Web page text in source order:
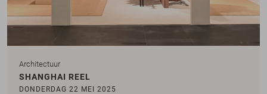
Architectuur
SHANGHAI REEL
DONDERDAG 22 MEI 2025